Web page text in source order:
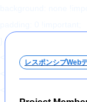
レスポンシブWeb
</style>